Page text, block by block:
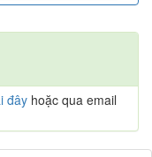
đây hoặc qua email